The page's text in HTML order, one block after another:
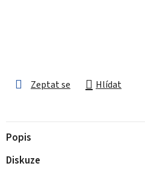
Zeptat se Hlídat
Popis
Diskuze